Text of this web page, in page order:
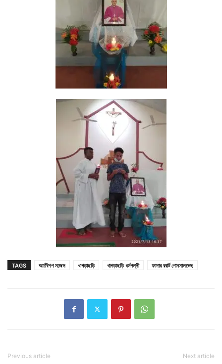
TAGS আর্চবিশপ মজেস খাগড়াছড়ি খাগড়াছড়ি ধর্মপল্লী ফাদার রবার্ট গোনসালভেছ
Previous article Next article